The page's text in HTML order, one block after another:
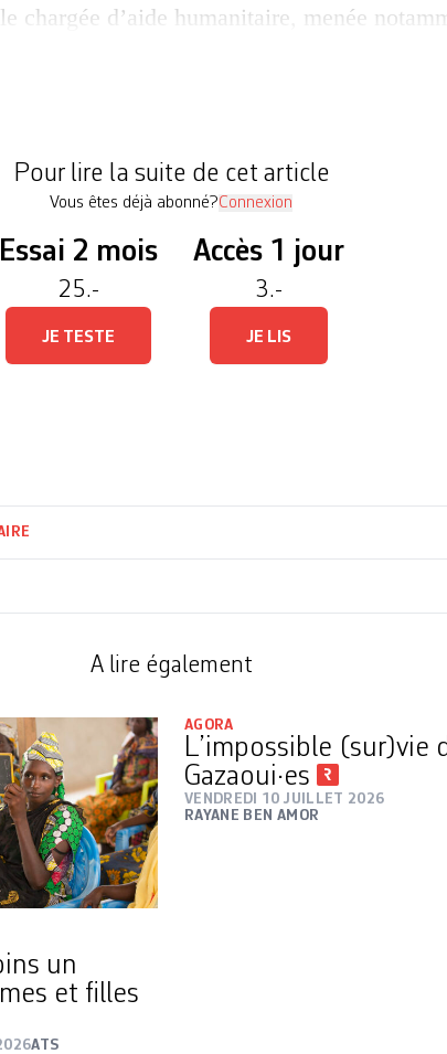
chargée d’aide humanitaire, menée
Pour lire la suite de cet article
Vous êtes déjà abonné?Connexion
Essai 2 mois
25.-
JE TESTE
Accès 1 jour
3.-
JE LIS
A lire également
un
et filles
ATS
AGORA
L’impossible (sur)vie
Gazaoui·es
VENDREDI 10 JUILLET 2026
RAYANE BEN AMOR